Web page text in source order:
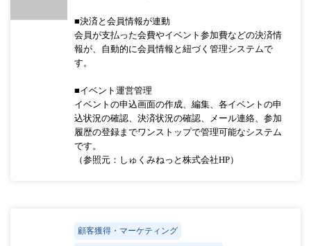
■決済と会員情報が連動
会員が支払った会費やイベント参加費などの決済情
報が、自動的に会員情報と紐づく管理システムで
す。
■イベント運営管理
イベントの申込画面の作成、編集、各イベントの申
込状況の確認、決済状況の確認、メール連絡、参加
履歴の登録までワンストップで管理可能なシステム
です。
（参照元：しゅくみねっと株式会社HP）
顧客獲得・マーケティング